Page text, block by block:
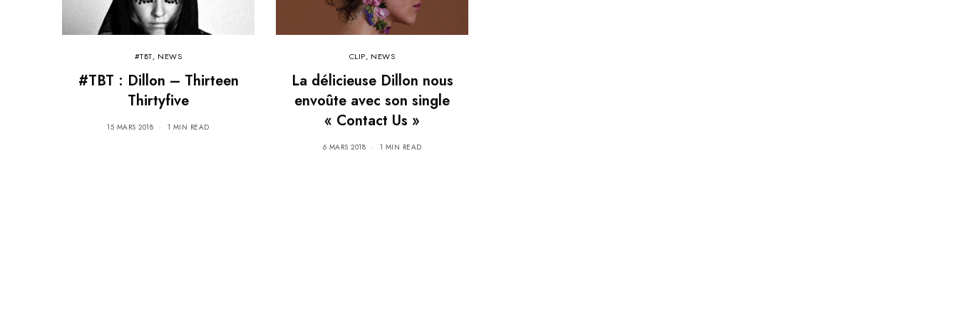
#TBT, NEWS
#TBT : Dillon – Thirteen
Thirtyfive
15 MARS 2018 1 MIN READ
CLIP, NEWS
La délicieuse Dillon nous
envoûte avec son single
« Contact Us »
6 MARS 2018 1 MIN READ